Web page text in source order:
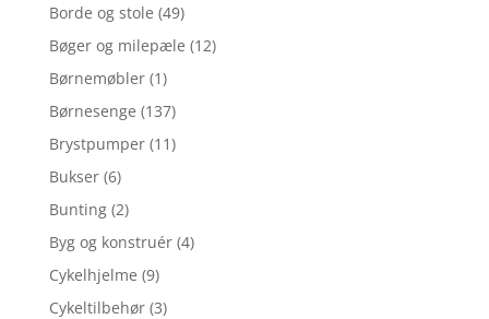
Borde og stole (49)
Bøger og milepæle (12)
Børnemøbler (1)
Børnesenge (137)
Brystpumper (11)
Bukser (6)
Bunting (2)
Byg og konstruér (4)
Cykelhjelme (9)
Cykeltilbehør (3)